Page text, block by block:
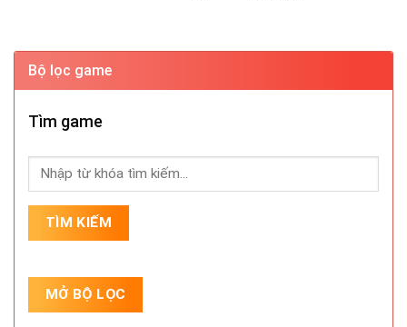
Bộ lọc game
Tìm game